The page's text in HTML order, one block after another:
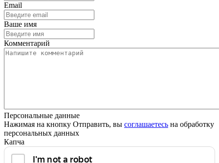
Email
Ваше имя
Комментарий
Персональные данные
Нажимая на кнопку Отправить, вы соглашаетесь на обработку
персональных данных
Капча